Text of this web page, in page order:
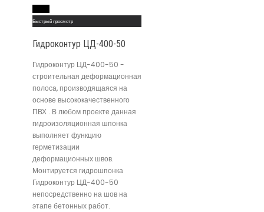
Быстрый просмотр
Гидроконтур ЦД-400-50
Гидроконтур ЦД-400-50 -
строительная деформационная
полоса, производящаяся на
основе высококачественного
ПВХ . В любом проекте данная
гидроизоляционная шпонка
выполняет функцию
герметизации
деформационных швов.
Монтируется гидрошпонка
Гидроконтур ЦД-400-50
непосредственно на шов на
этапе бетонных работ.